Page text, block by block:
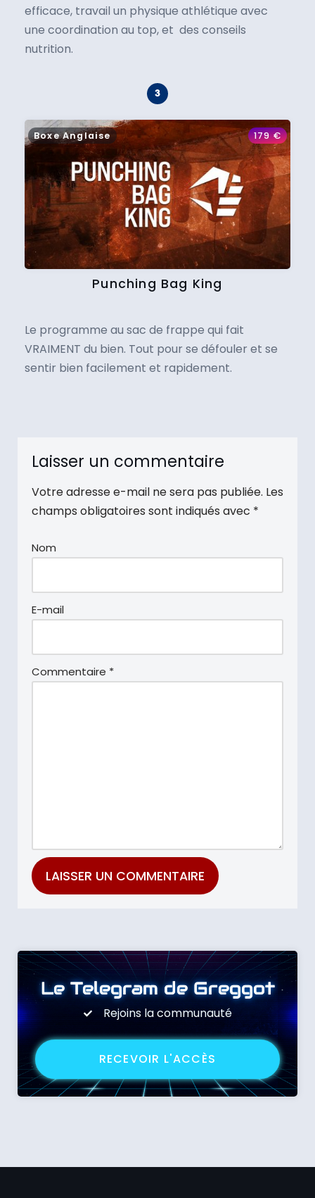
efficace, travail un physique athlétique avec
une coordination au top, et des conseils
nutrition.
Boxe Anglaise 179€
Punching Bag King
Le programme au sac de frappe qui fait
VRAIMENT du bien. Tout pour se défouler et se
sentir bien facilement et rapidement.
Laisser un commentaire
Votre adresse e-mail ne sera pas publiée. Les
champs obligatoires sont indiqués avec *
Nom
E-mail
Commentaire *
Le Telegram de Greggot
Rejoins la communauté
RECEVOIR L'ACCÈS